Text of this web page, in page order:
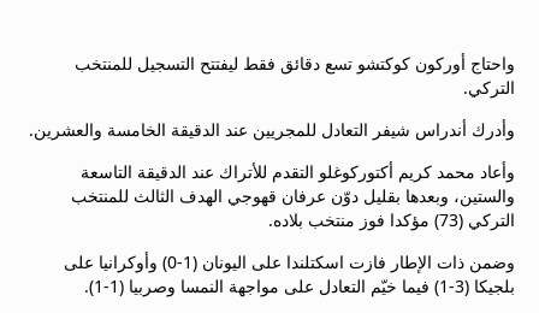
النشرة
الإخبارية
اتصل بنا
beIN MEDIA GROUP
ترددات beIN SPORTS
دليل التلفاز
احصل على beIN
واحتاج أوركون كوكتشو تسع دقائق فقط ليفتتح التسجيل للمنتخب
التركي.
وأدرك أندراس شيفر التعادل للمجريين عند الدقيقة الخامسة والعشرين.
وأعاد محمد كريم أكتوركوغلو التقدم للأتراك عند الدقيقة التاسعة
والستين، وبعدها بقليل دوّن عرفان قهوجي الهدف الثالث للمنتخب
التركي (73) مؤكدا فوز منتخب بلاده.
وضمن ذات الإطار فازت اسكتلندا على اليونان (1-0) وأوكرانيا على
بلجيكا (3-1) فيما خيّم التعادل على مواجهة النمسا وصربيا (1-1).